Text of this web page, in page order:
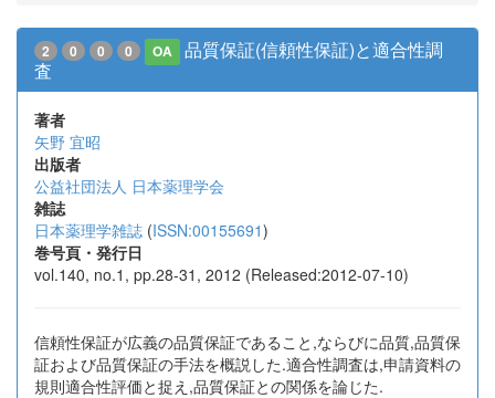
2 0 0 0 OA
品質保証(信頼性保証)と適合性調
査
著者
矢野 宜昭
出版者
公益社団法人 日本薬理学会
雑誌
日本薬理学雑誌 (ISSN:00155691)
巻号頁・発行日
vol.140, no.1, pp.28-31, 2012 (Released:2012-07-10)
信頼性保証が広義の品質保証であること,ならびに品質,品質保
証および品質保証の手法を概説した.適合性調査は,申請資料の
規則適合性評価と捉え,品質保証との関係を論じた.